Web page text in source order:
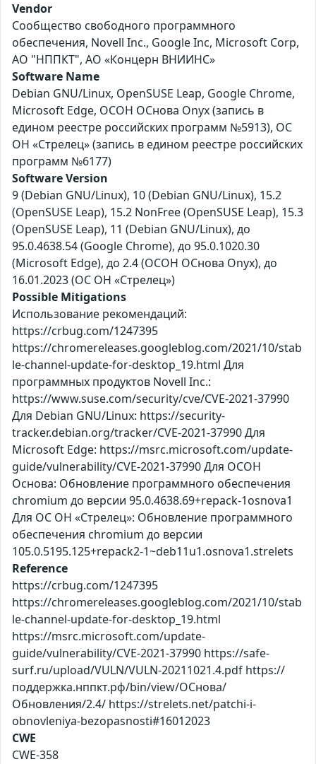
Vendor
Сообщество свободного программного
обеспечения, Novell Inc., Google Inc, Microsoft Corp,
АО "НППКТ", АО «Концерн ВНИИНС»
Software Name
Debian GNU/Linux, OpenSUSE Leap, Google Chrome,
Microsoft Edge, ОСОН ОСнова Оnyx (запись в
едином реестре российских программ №5913), ОС
ОН «Стрелец» (запись в едином реестре российских
программ №6177)
Software Version
9 (Debian GNU/Linux), 10 (Debian GNU/Linux), 15.2
(OpenSUSE Leap), 15.2 NonFree (OpenSUSE Leap), 15.3
(OpenSUSE Leap), 11 (Debian GNU/Linux), до
95.0.4638.54 (Google Chrome), до 95.0.1020.30
(Microsoft Edge), до 2.4 (ОСОН ОСнова Оnyx), до
16.01.2023 (ОС ОН «Стрелец»)
Possible Mitigations
Использование рекомендаций:
https://crbug.com/1247395
https://chromereleases.googleblog.com/2021/10/stab
le-channel-update-for-desktop_19.html Для
программных продуктов Novell Inc.:
https://www.suse.com/security/cve/CVE-2021-37990
Для Debian GNU/Linux: https://security-
tracker.debian.org/tracker/CVE-2021-37990 Для
Microsoft Edge: https://msrc.microsoft.com/update-
guide/vulnerability/CVE-2021-37990 Для ОСОН
Основа: Обновление программного обеспечения
chromium до версии 95.0.4638.69+repack-1osnova1
Для ОС ОН «Стрелец»: Обновление программного
обеспечения chromium до версии
105.0.5195.125+repack2-1~deb11u1.osnova1.strelets
Reference
https://crbug.com/1247395
https://chromereleases.googleblog.com/2021/10/stab
le-channel-update-for-desktop_19.html
https://msrc.microsoft.com/update-
guide/vulnerability/CVE-2021-37990 https://safe-
surf.ru/upload/VULN/VULN-20211021.4.pdf https://
поддержка.нппкт.рф/bin/view/ОСнова/
Обновления/2.4/ https://strelets.net/patchi-i-
obnovleniya-bezopasnosti#16012023
CWE
CWE-358